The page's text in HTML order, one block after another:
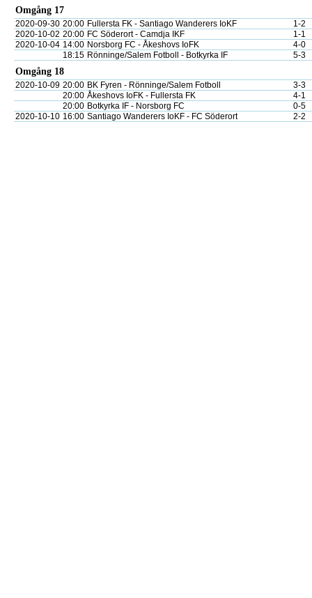
Omgång 17
2020-09-30 20:00 Fullersta FK - Santiago Wanderers IoKF
1-2
2020-10-02 20:00 FC Söderort - Camdja IKF
1-1
2020-10-04 14:00 Norsborg FC - Åkeshovs IoFK
4-0
18:15 Rönninge/Salem Fotboll - Botkyrka IF 5-3
Omgång 18
2020-10-09 20:00 BK Fyren - Rönninge/Salem Fotboll
3-3
20:00 Åkeshovs IoFK - Fullersta FK
4-1
20:00 Botkyrka IF - Norsborg FC
0-5
2020-10-10 16:00 Santiago Wanderers IoKF - FC Söderort 2-2